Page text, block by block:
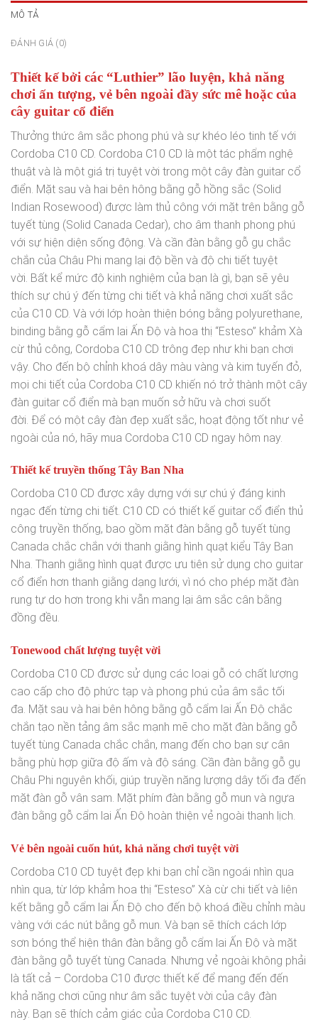
MÔ TẢ
ĐÁNH GIÁ (0)
Thiết kế bởi các “Luthier” lão luyện, khả năng
chơi ấn tượng, vẻ bên ngoài đầy sức mê hoặc của
cây guitar cổ điển
Thưởng thức âm sắc phong phú và sự khéo léo tinh tế với
Cordoba C10 CD. Cordoba C10 CD là một tác phẩm nghệ
thuật và là một giá trị tuyệt vời trong một cây đàn guitar cổ
điển. Mặt sau và hai bên hông bằng gỗ hồng sắc (Solid
Indian Rosewood) được làm thủ công với mặt trên bằng gỗ
tuyết tùng (Solid Canada Cedar), cho âm thanh phong phú
với sự hiện diện sống động. Và cần đàn bằng gỗ gụ chắc
chắn của Châu Phi mang lại độ bền và độ chi tiết tuyệt
vời. Bất kể mức độ kinh nghiệm của bạn là gì, bạn sẽ yêu
thích sự chú ý đến từng chi tiết và khả năng chơi xuất sắc
của C10 CD. Và với lớp hoàn thiện bóng bằng polyurethane,
binding bằng gỗ cẩm lai Ấn Độ và hoa thị “Esteso” khảm Xà
cừ thủ công, Cordoba C10 CD trông đẹp như khi bạn chơi
vậy. Cho đến bộ chỉnh khoá dây màu vàng và kim tuyến đỏ,
mọi chi tiết của Cordoba C10 CD khiến nó trở thành một cây
đàn guitar cổ điển mà bạn muốn sở hữu và chơi suốt
đời. Để có một cây đàn đẹp xuất sắc, hoạt động tốt như vẻ
ngoài của nó, hãy mua Cordoba C10 CD ngay hôm nay.
Thiết kế truyền thống Tây Ban Nha
Cordoba C10 CD được xây dựng với sự chú ý đáng kinh
ngạc đến từng chi tiết. C10 CD có thiết kế guitar cổ điển thủ
công truyền thống, bao gồm mặt đàn bằng gỗ tuyết tùng
Canada chắc chắn với thanh giằng hình quạt kiểu Tây Ban
Nha. Thanh giằng hình quạt được ưu tiên sử dụng cho guitar
cổ điển hơn thanh giằng dạng lưới, vì nó cho phép mặt đàn
rung tự do hơn trong khi vẫn mang lại âm sắc cân bằng
đồng đều.
Tonewood chất lượng tuyệt vời
Cordoba C10 CD được sử dụng các loại gỗ có chất lượng
cao cấp cho độ phức tạp và phong phú của âm sắc tối
đa. Mặt sau và hai bên hông bằng gỗ cẩm lai Ấn Độ chắc
chắn tạo nền tảng âm sắc mạnh mẽ cho mặt đàn bằng gỗ
tuyết tùng Canada chắc chắn, mang đến cho bạn sự cân
bằng phù hợp giữa độ ấm và độ sáng. Cần đàn bằng gỗ gụ
Châu Phi nguyên khối, giúp truyền năng lượng dây tối đa đến
mặt đàn gỗ vân sam. Mặt phím đàn bằng gỗ mun và ngựa
đàn bằng gỗ cẩm lai Ấn Độ hoàn thiện vẻ ngoài thanh lịch.
Vẻ bên ngoài cuốn hút, khả năng chơi tuyệt vời
Cordoba C10 CD tuyệt đẹp khi bạn chỉ cần ngoái nhìn qua
nhìn qua, từ lớp khảm hoa thị “Esteso” Xà cừ chi tiết và liên
kết bằng gỗ cẩm lai Ấn Độ cho đến bộ khoá điều chỉnh màu
vàng với các nút bằng gỗ mun. Và bạn sẽ thích cách lớp
sơn bóng thể hiện thân đàn bằng gỗ cẩm lai Ấn Độ và mặt
đàn bằng gỗ tuyết tùng Canada. Nhưng vẻ ngoài không phải
là tất cả – Cordoba C10 được thiết kế để mang đến đến
khả năng chơi cũng như âm sắc tuyệt vời của cây đàn
này. Bạn sẽ thích cảm giác của Cordoba C10 CD.